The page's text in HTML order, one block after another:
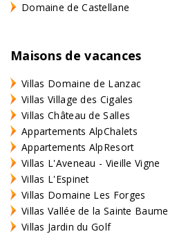
Domaine de Castellane
Maisons de vacances
Villas Domaine de Lanzac
Villas Village des Cigales
Villas Château de Salles
Appartements AlpChalets
Appartements AlpResort
Villas L'Aveneau - Vieille Vigne
Villas L'Espinet
Villas Domaine Les Forges
Villas Vallée de la Sainte Baume
Villas Jardin du Golf